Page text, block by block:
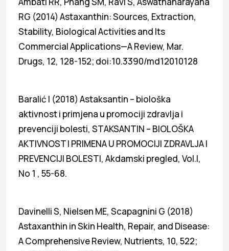
RG (2014) Astaxanthin: Sources, Extraction,
Stability, Biological Activities and Its
Commercial Applications—A Review, Mar.
Drugs, 12, 128-152; doi:10.3390/md12010128
Baralić I (2018) Astaksantin – biološka
aktivnost i primjena u promociji zdravlja i
prevenciji bolesti, STAKSANTIN – BIOLOŠKA
AKTIVNOST I PRIMENA U PROMOCIJI ZDRAVLJA I
PREVENCIJI BOLESTI, Akdamski pregled, Vol.I,
No 1 , 55-68.
Davinelli S, Nielsen ME, Scapagnini G (2018)
Astaxanthin in Skin Health, Repair, and Disease:
A Comprehensive Review, Nutrients, 10, 522;